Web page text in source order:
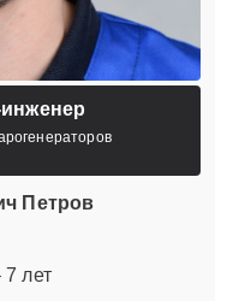
Петров
лет